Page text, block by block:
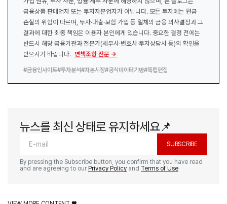
금융상품 판매업자 또는 투자자문업자가 아닙니다. 모든 투자에는 원금
손실의 위험이 따르며, 투자·대출·보험 가입 등 일체의 금융 의사결정과 그
결과에 대한 최종 책임은 이용자 본인에게 있습니다. 중요한 결정 전에는
반드시 해당 금융기관과 전문가(세무사·변호사·투자상담사 등)의 확인을
받으시기 바랍니다. 면책조항 전문 →
#금융인사이트#투자분석#자본시장#공식데이터기반#독립편집
뉴스를 최신 상태로 유지하세요📌
SUBSCRIBE
By pressing the Subscribe button, you confirm that you have read
and are agreeing to our Privacy Policy and Terms of Use